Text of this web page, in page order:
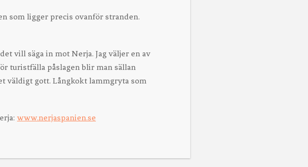
som ligger precis ovanför stranden.
vill säga in mot Nerja. Jag väljer en av
turistfälla påslagen blir man sällan
väldigt gott. Långkokt lammgryta som
www.nerjaspanien.se